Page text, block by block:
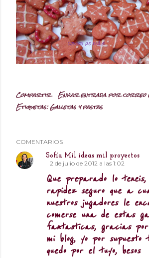
Compartir Enviar entrada por correo
Etiquetas:Galletas y pastas
COMENTARIOS
Sofía Mil ideas mil proyectos
2 de julio de 2012 a las 1:02
Que preparado lo
rapidez seguro que a
nuestros jugadores le
comerse una de estas
fantasticas, gracias
mi blog, yo por supuesto
quedo por el tuyo, besos